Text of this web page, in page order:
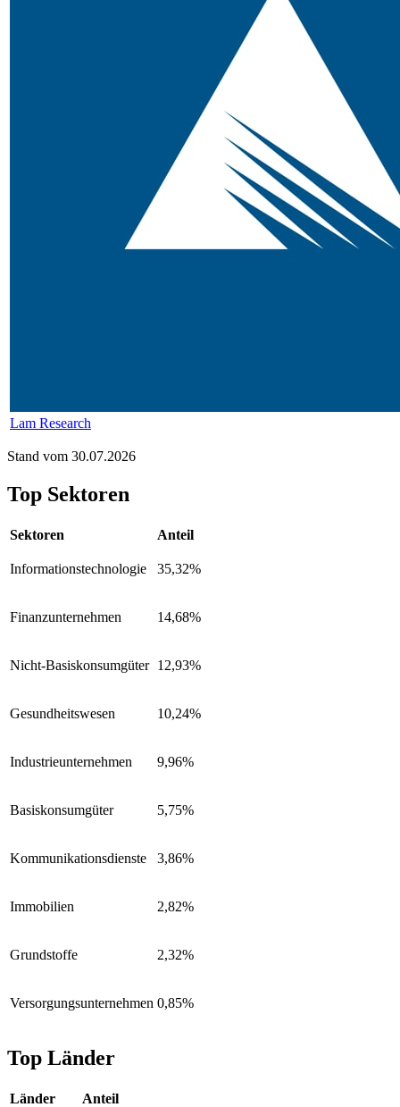
Lam Research
Stand vom 30.07.2026
Top Sektoren
Sektoren Anteil
Informationstechnologie 35,32%
Finanzunternehmen 14,68%
Nicht-Basiskonsumgüter 12,93%
Gesundheitswesen 10,24%
Industrieunternehmen 9,96%
Basiskonsumgüter 5,75%
Kommunikationsdienste 3,86%
Immobilien 2,82%
Grundstoffe 2,32%
Versorgungsunternehmen 0,85%
Top Länder
Länder Anteil